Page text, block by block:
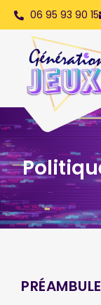
06 95 93 90 15
PRÉAMBULE